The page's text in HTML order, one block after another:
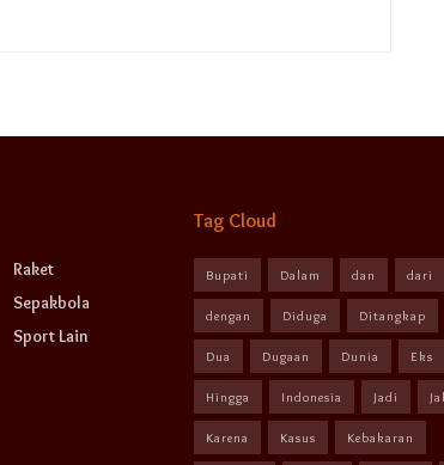
Raket
Sepakbola
Sport Lain
Tag Cloud
Bupati Dalam dan dari
dengan Diduga Ditangkap
Dua Dugaan Dunia Eks
Hingga Indonesia Jadi
Karena Kasus Kebakaran